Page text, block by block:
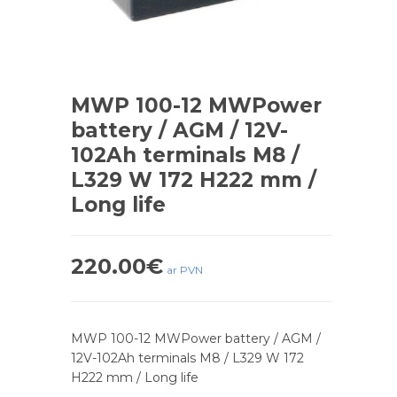
MWP 100-12 MWPower
battery / AGM / 12V-
102Ah terminals M8 /
L329 W 172 H222 mm /
Long life
220.00€ ar PVN
MWP 100-12 MWPower battery / AGM /
12V-102Ah terminals M8 / L329 W 172
H222 mm / Long life